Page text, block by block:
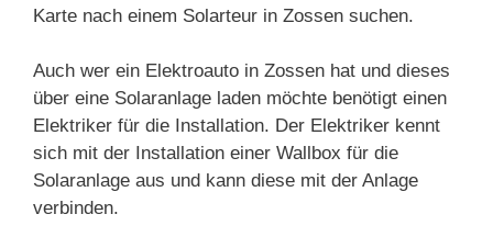
Karte nach einem Solarteur in Zossen suchen.
Auch wer ein Elektroauto in Zossen hat und dieses
über eine Solaranlage laden möchte benötigt einen
Elektriker für die Installation. Der Elektriker kennt
sich mit der Installation einer Wallbox für die
Solaranlage aus und kann diese mit der Anlage
verbinden.